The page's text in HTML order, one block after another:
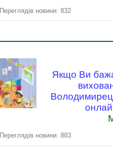
Переглядів новини: 832
Якщо Ви
Переглядів новини: 883